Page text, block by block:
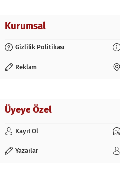
Kurumsal
Gizlilik Politikası
Reklam
Üyeye Özel
Kayıt Ol
Yazarlar